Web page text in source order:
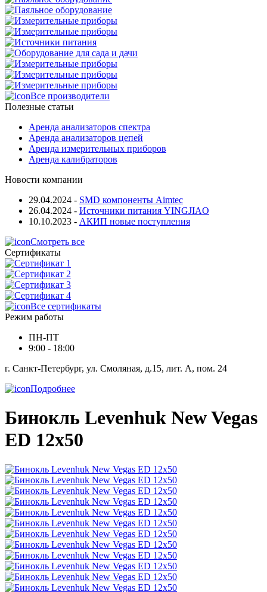
Все производители
Полезные статьи
Аренда анализаторов спектра
Аренда анализаторов цепей
Аренда измерительных приборов
Аренда калибраторов
Новости компании
29.04.2024 - SMD компоненты Aimtec
26.04.2024 - Источники питания YINGJIAO
10.10.2023 - АКИП новые поступления
Смотреть все
Сертификаты
Все сертификаты
Режим работы
ПН-ПТ
9:00 - 18:00
г. Санкт-Петербург, ул. Смоляная, д.15, лит. А, пом. 24
Подробнее
Бинокль Levenhuk New Vegas
ED 12x50